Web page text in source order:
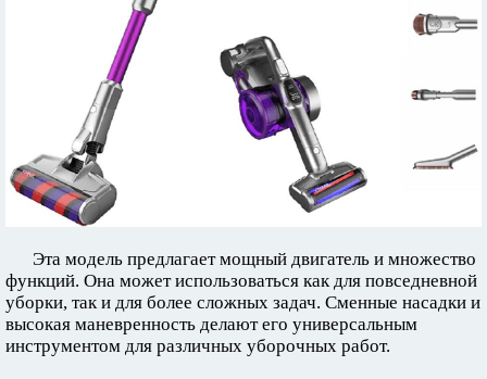
Эта модель предлагает мощный двигатель и множество
функций. Она может использоваться как для повседневной
уборки, так и для более сложных задач. Сменные насадки и
высокая маневренность делают его универсальным
инструментом для различных уборочных работ.